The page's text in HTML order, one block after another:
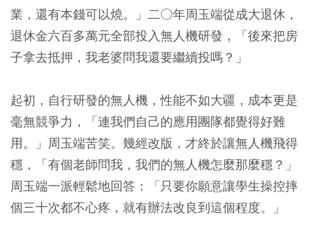
業，還有本錢可以燒。」二○年周玉端從成大退休，
退休金六百多萬元全部投入無人機研發，「後來把房
子拿去抵押，我老婆問我還要繼續投嗎？」
起初，自行研發的無人機，性能不如大疆，成本更是
毫無競爭力，「連我們自己的應用團隊都覺得好難
用。」周玉端苦笑。幾經改版，才終於讓無人機飛得
穩，「有個老師問我，我們的無人機怎麼那麼穩？」
周玉端一派輕鬆地回答：「只要你願意讓學生操控摔
個三十次都不心疼，就有辦法改良到這個程度。」